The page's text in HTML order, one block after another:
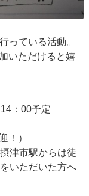
っている活動。
いただけると嬉
：00予定
！）
津市駅からは徒
いただいた方へ